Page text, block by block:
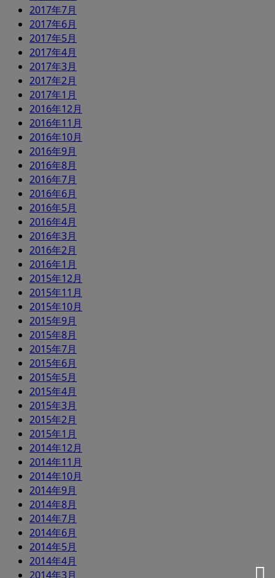
2017年7月
2017年6月
2017年5月
2017年4月
2017年3月
2017年2月
2017年1月
2016年12月
2016年11月
2016年10月
2016年9月
2016年8月
2016年7月
2016年6月
2016年5月
2016年4月
2016年3月
2016年2月
2016年1月
2015年12月
2015年11月
2015年10月
2015年9月
2015年8月
2015年7月
2015年6月
2015年5月
2015年4月
2015年3月
2015年2月
2015年1月
2014年12月
2014年11月
2014年10月
2014年9月
2014年8月
2014年7月
2014年6月
2014年5月
2014年4月
2014年3月